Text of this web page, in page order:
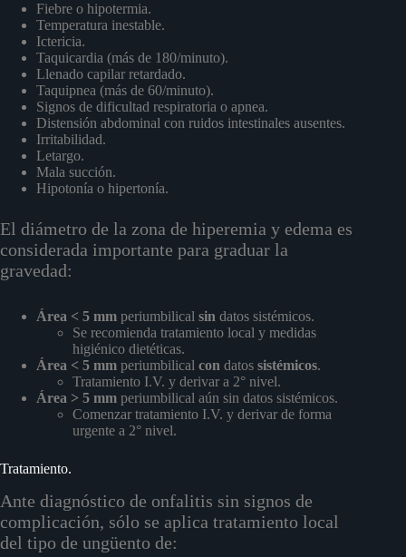
Fiebre o hipotermia.
Temperatura inestable.
Ictericia.
Taquicardia (más de 180/minuto).
Llenado capilar retardado.
Taquipnea (más de 60/minuto).
Signos de dificultad respiratoria o apnea.
Distensión abdominal con ruidos intestinales ausentes.
Irritabilidad.
Letargo.
Mala succión.
Hipotonía o hipertonía.
El diámetro de la zona de hiperemia y edema es
considerada importante para graduar la
gravedad:
Área < 5 mm periumbilical sin datos sistémicos.
Se recomienda tratamiento local y medidas
higiénico dietéticas.
Área < 5 mm periumbilical con datos sistémicos.
Tratamiento I.V. y derivar a 2° nivel.
Área > 5 mm periumbilical aún sin datos sistémicos.
Comenzar tratamiento I.V. y derivar de forma
urgente a 2° nivel.
Tratamiento.
Ante diagnóstico de onfalitis sin signos de
complicación, sólo se aplica tratamiento local
del tipo de ungüento de: